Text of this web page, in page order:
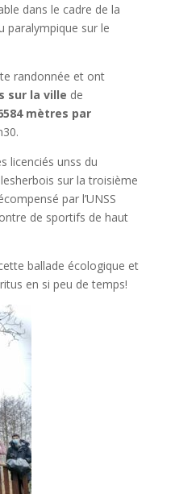
dans le cadre de la
paralympique sur le
randonnée et ont
sur la ville de
mètres par
licenciés unss du
sur la troisième
par l’UNSS
de sportifs de haut
ballade écologique et
en si peu de temps!